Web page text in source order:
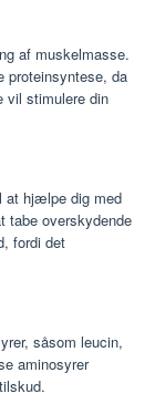
af muskelmasse.
proteinsyntese, da
vil stimulere din
at hjælpe dig med
tabe overskydende
fordi det
såsom leucin,
aminosyrer